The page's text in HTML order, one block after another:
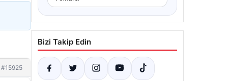
#15925
Bizi Takip Edin